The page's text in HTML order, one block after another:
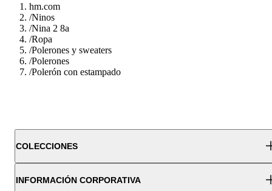
hm.com
/Ninos
/Nina 2 8a
/Ropa
/Polerones y sweaters
/Polerones
/Polerón con estampado
COLECCIONES
INFORMACIÓN CORPORATIVA